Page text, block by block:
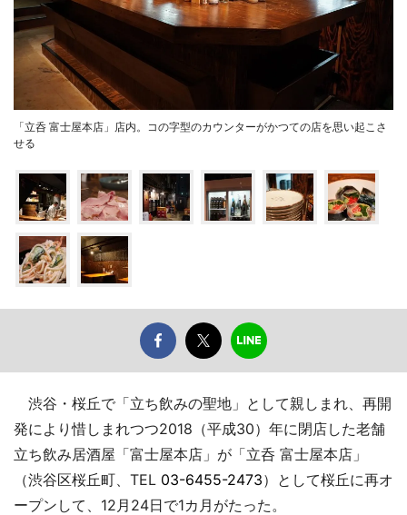
「立呑 富士屋本店」店内。コの字型のカウンターがかつての店を思い起こさ
せる
渋谷・桜丘で「立ち飲みの聖地」として親しまれ、再開
発により惜しまれつつ2018（平成30）年に閉店した老舗
立ち飲み居酒屋「富士屋本店」が「立呑 富士屋本店」
（渋谷区桜丘町、TEL 03-6455-2473）として桜丘に再オ
ープンして、12月24日で1カ月がたった。